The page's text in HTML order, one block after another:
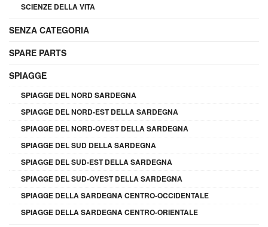
SCIENZE DELLA VITA
SENZA CATEGORIA
SPARE PARTS
SPIAGGE
SPIAGGE DEL NORD SARDEGNA
SPIAGGE DEL NORD-EST DELLA SARDEGNA
SPIAGGE DEL NORD-OVEST DELLA SARDEGNA
SPIAGGE DEL SUD DELLA SARDEGNA
SPIAGGE DEL SUD-EST DELLA SARDEGNA
SPIAGGE DEL SUD-OVEST DELLA SARDEGNA
SPIAGGE DELLA SARDEGNA CENTRO-OCCIDENTALE
SPIAGGE DELLA SARDEGNA CENTRO-ORIENTALE